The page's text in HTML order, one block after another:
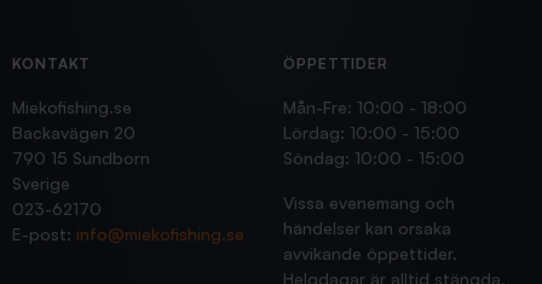
KONTAKT
Miekofishing.se
Backavägen 20
790 15 Sundborn
Sverige
023-62170
E-post: info@miekofishing.se
ÖPPETTIDER
Mån-Fre: 10:00 - 18:00
Lördag: 10:00 - 15:00
Söndag: 10:00 - 15:00
Vissa evenemang och
händelser kan orsaka
avvikande öppettider.
Helgdagar är alltid stängda.